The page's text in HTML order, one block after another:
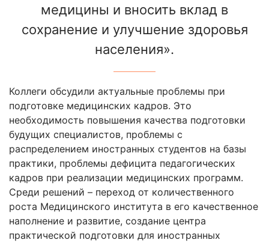
медицины и вносить вклад в
сохранение и улучшение здоровья
населения».
Коллеги обсудили актуальные проблемы при
подготовке медицинских кадров. Это
необходимость повышения качества подготовки
будущих специалистов, проблемы с
распределением иностранных студентов на базы
практики, проблемы дефицита педагогических
кадров при реализации медицинских программ.
Среди решений – переход от количественного
роста Медицинского института в его качественное
наполнение и развитие, создание центра
практической подготовки для иностранных